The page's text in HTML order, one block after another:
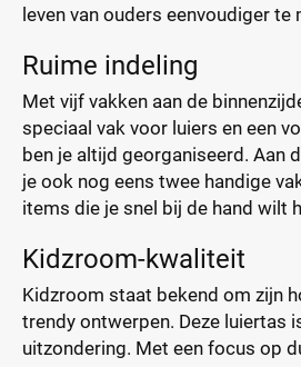
leven van ouders eenvoudiger te
Ruime indeling
Met vijf vakken aan de
speciaal vak voor luiers en een
ben je altijd georganiseerd. Aan
je ook nog eens twee handige
items die je snel bij de hand wilt
Kidzroom-kwaliteit
Kidzroom staat bekend om zijn
trendy ontwerpen. Deze luiertas
uitzondering. Met een focus op